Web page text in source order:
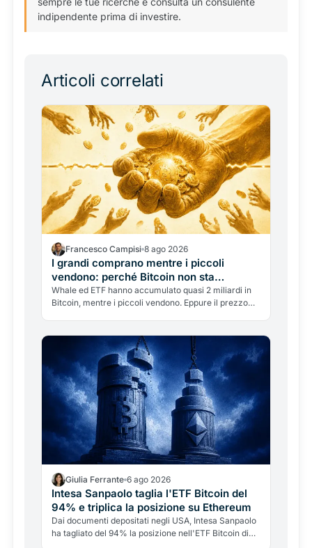
indipendente prima di investire.
Articoli correlati
Francesco Campisi 8 ago 2026
I grandi comprano mentre i piccoli
vendono: perché Bitcoin non sta
reagendo
Whale ed ETF hanno accumulato quasi 2 miliardi in
Bitcoin, mentre i piccoli vendono. Eppure il prezzo
rigore, senza gridare al rally.
Giulia Ferrante 6 ago 2026
Intesa Sanpaolo taglia l'ETF Bitcoin del
94% e triplica la posizione su Ethereum
Dai documenti depositati negli USA, Intesa Sanpaolo
ha tagliato del 94% la posizione nell'ETF Bitcoin di